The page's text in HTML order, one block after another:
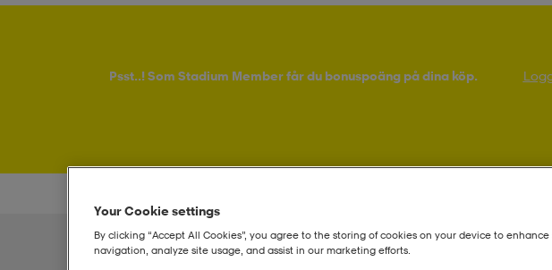
Psst..! Som Stadium Member får du bonuspoäng på dina köp.
Your Cookie settings
By clicking “Accept All Cookies”, you agree to the storing of cookies on your device to enhance
navigation, analyze site usage, and assist in our marketing efforts.